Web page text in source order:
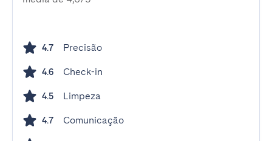
4.7 Precisão
4.6 Check-in
4.5 Limpeza
4.7 Comunicação